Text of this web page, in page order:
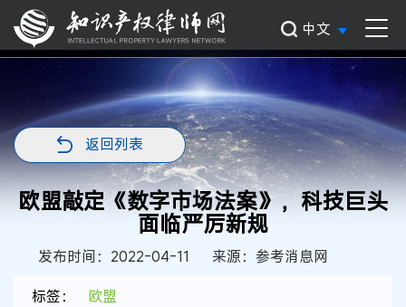
中文
返回列表
欧盟敲定《数字市场法案》，科技巨头
面临严厉新规
发布时间：2022-04-11
来源：参考消息网
标签：
欧盟